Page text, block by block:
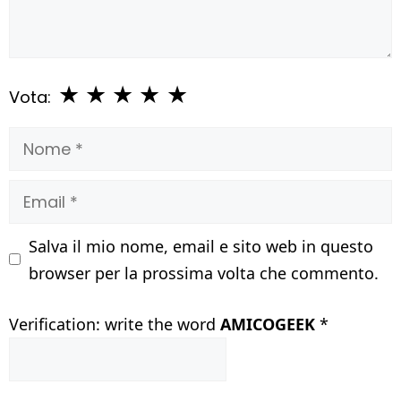
Vota: ★
★
★
★
★
Nome
Email
Salva il mio nome, email e sito web in questo
browser per la prossima volta che commento.
Verification: write the word AMICOGEEK *